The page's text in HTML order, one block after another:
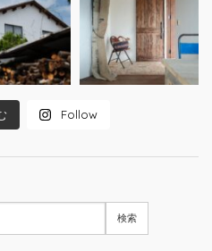
Follow